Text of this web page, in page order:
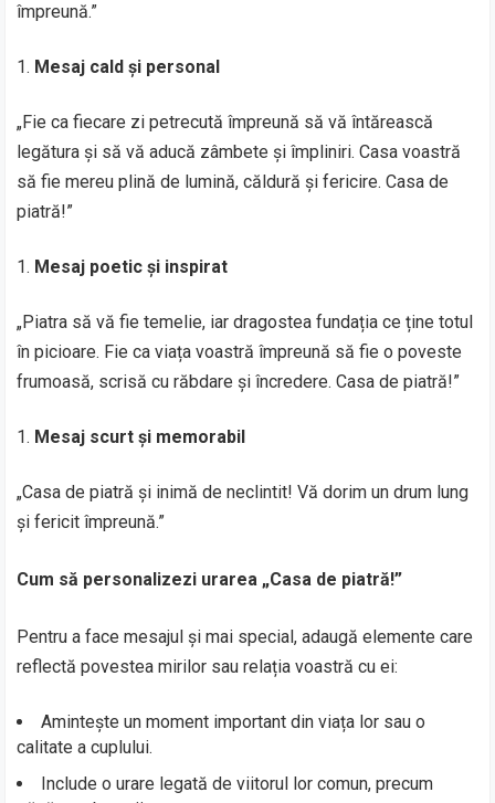
împreună.”
Mesaj cald și personal
„Fie ca fiecare zi petrecută împreună să vă întărească
legătura și să vă aducă zâmbete și împliniri. Casa voastră
să fie mereu plină de lumină, căldură și fericire. Casa de
piatră!”
Mesaj poetic și inspirat
„Piatra să vă fie temelie, iar dragostea fundația ce ține totul
în picioare. Fie ca viața voastră împreună să fie o poveste
frumoasă, scrisă cu răbdare și încredere. Casa de piatră!”
Mesaj scurt și memorabil
„Casa de piatră și inimă de neclintit! Vă dorim un drum lung
și fericit împreună.”
Cum să personalizezi urarea „Casa de piatră!”
Pentru a face mesajul și mai special, adaugă elemente care
reflectă povestea mirilor sau relația voastră cu ei:
Amintește un moment important din viața lor sau o
calitate a cuplului.
Include o urare legată de viitorul lor comun, precum